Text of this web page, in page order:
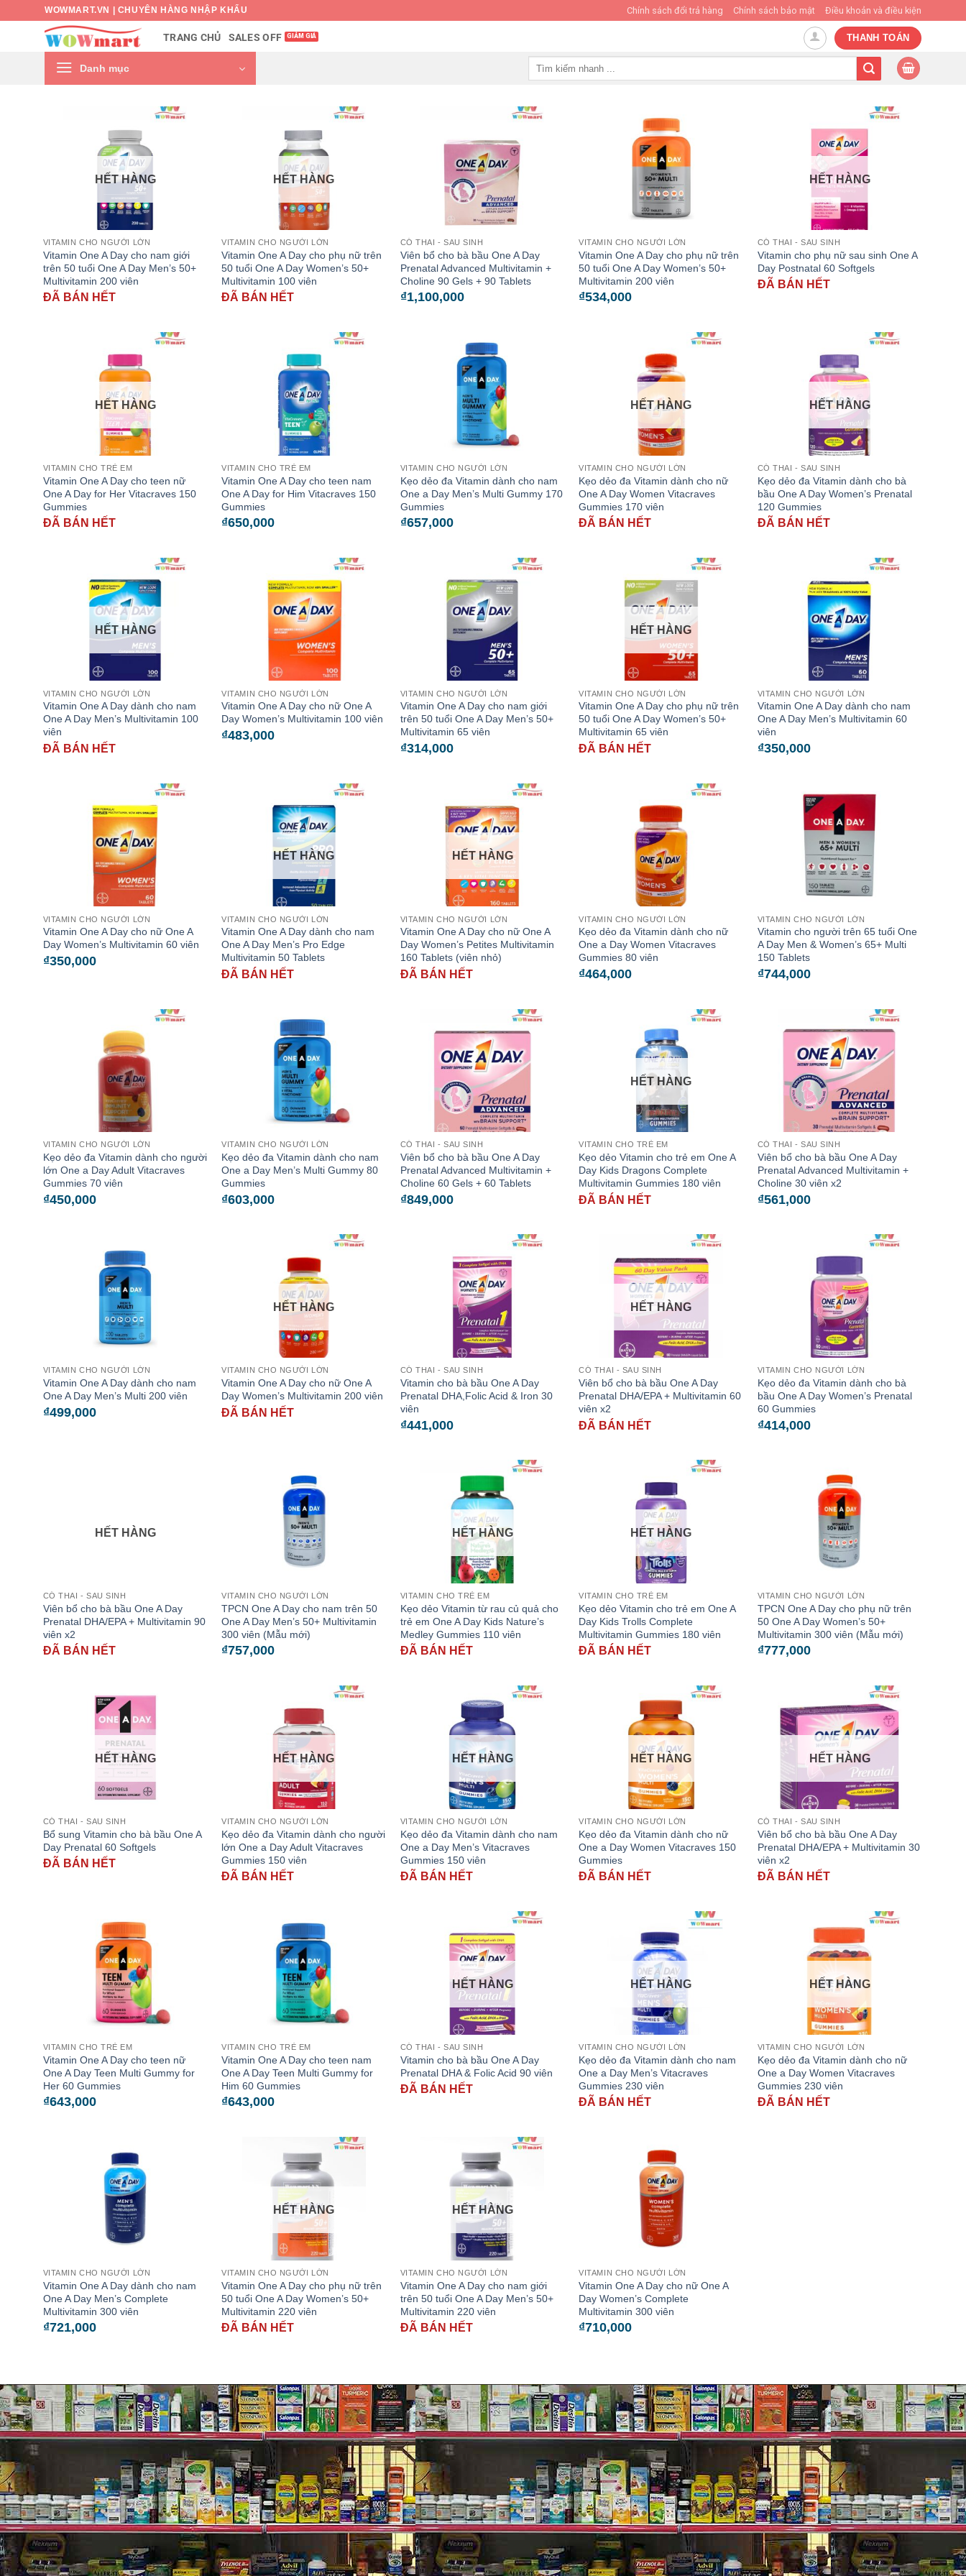
WOWMART.VN | CHUYÊN HÀNG NHẬP KHẨU Chính sách đổi trả hàng Chính sách bảo mật Điều khoản và điều kiện
TRANG CHỦ SALES OFF THANH TOÁN
Danh mục
HẾT HÀNG
VITAMIN CHO NGƯỜI LỚN
Vitamin One A Day cho nam giới
trên 50 tuổi One A Day Men’s 50+
Multivitamin 200 viên
ĐÃ BÁN HẾT
HẾT HÀNG
VITAMIN CHO NGƯỜI LỚN
Vitamin One A Day cho phụ nữ trên
50 tuổi One A Day Women’s 50+
Multivitamin 100 viên
ĐÃ BÁN HẾT
CÓ THAI - SAU SINH
Viên bổ cho bà bầu One A Day
Prenatal Advanced Multivitamin +
Choline 90 Gels + 90 Tablets
₫1,100,000
VITAMIN CHO NGƯỜI LỚN
Vitamin One A Day cho phụ nữ trên
50 tuổi One A Day Women’s 50+
Multivitamin 200 viên
₫534,000
HẾT HÀNG
CÓ THAI - SAU SINH
Vitamin cho phụ nữ sau sinh One A
Day Postnatal 60 Softgels
ĐÃ BÁN HẾT
HẾT HÀNG
VITAMIN CHO TRẺ EM
Vitamin One A Day cho teen nữ
One A Day for Her Vitacraves 150
Gummies
ĐÃ BÁN HẾT
VITAMIN CHO TRẺ EM
Vitamin One A Day cho teen nam
One A Day for Him Vitacraves 150
Gummies
₫650,000
VITAMIN CHO NGƯỜI LỚN
Kẹo dẻo đa Vitamin dành cho nam
One a Day Men’s Multi Gummy 170
Gummies
₫657,000
HẾT HÀNG
VITAMIN CHO NGƯỜI LỚN
Kẹo dẻo đa Vitamin dành cho nữ
One A Day Women Vitacraves
Gummies 170 viên
ĐÃ BÁN HẾT
HẾT HÀNG
CÓ THAI - SAU SINH
Kẹo dẻo đa Vitamin dành cho bà
bầu One A Day Women’s Prenatal
120 Gummies
ĐÃ BÁN HẾT
HẾT HÀNG
VITAMIN CHO NGƯỜI LỚN
Vitamin One A Day dành cho nam
One A Day Men’s Multivitamin 100
viên
ĐÃ BÁN HẾT
VITAMIN CHO NGƯỜI LỚN
Vitamin One A Day cho nữ One A
Day Women’s Multivitamin 100 viên
₫483,000
VITAMIN CHO NGƯỜI LỚN
Vitamin One A Day cho nam giới
trên 50 tuổi One A Day Men’s 50+
Multivitamin 65 viên
₫314,000
HẾT HÀNG
VITAMIN CHO NGƯỜI LỚN
Vitamin One A Day cho phụ nữ trên
50 tuổi One A Day Women’s 50+
Multivitamin 65 viên
ĐÃ BÁN HẾT
VITAMIN CHO NGƯỜI LỚN
Vitamin One A Day dành cho nam
One A Day Men’s Multivitamin 60
viên
₫350,000
VITAMIN CHO NGƯỜI LỚN
Vitamin One A Day cho nữ One A
Day Women’s Multivitamin 60 viên
₫350,000
HẾT HÀNG
VITAMIN CHO NGƯỜI LỚN
Vitamin One A Day dành cho nam
One A Day Men’s Pro Edge
Multivitamin 50 Tablets
ĐÃ BÁN HẾT
HẾT HÀNG
VITAMIN CHO NGƯỜI LỚN
Vitamin One A Day cho nữ One A
Day Women’s Petites Multivitamin
160 Tablets (viên nhỏ)
ĐÃ BÁN HẾT
VITAMIN CHO NGƯỜI LỚN
Kẹo dẻo đa Vitamin dành cho nữ
One a Day Women Vitacraves
Gummies 80 viên
₫464,000
VITAMIN CHO NGƯỜI LỚN
Vitamin cho người trên 65 tuổi One
A Day Men & Women’s 65+ Multi
150 Tablets
₫744,000
VITAMIN CHO NGƯỜI LỚN
Kẹo dẻo đa Vitamin dành cho người
lớn One a Day Adult Vitacraves
Gummies 70 viên
₫450,000
VITAMIN CHO NGƯỜI LỚN
Kẹo dẻo đa Vitamin dành cho nam
One a Day Men’s Multi Gummy 80
Gummies
₫603,000
CÓ THAI - SAU SINH
Viên bổ cho bà bầu One A Day
Prenatal Advanced Multivitamin +
Choline 60 Gels + 60 Tablets
₫849,000
HẾT HÀNG
VITAMIN CHO TRẺ EM
Kẹo dẻo Vitamin cho trẻ em One A
Day Kids Dragons Complete
Multivitamin Gummies 180 viên
ĐÃ BÁN HẾT
CÓ THAI - SAU SINH
Viên bổ cho bà bầu One A Day
Prenatal Advanced Multivitamin +
Choline 30 viên x2
₫561,000
VITAMIN CHO NGƯỜI LỚN
Vitamin One A Day dành cho nam
One A Day Men’s Multi 200 viên
₫499,000
HẾT HÀNG
VITAMIN CHO NGƯỜI LỚN
Vitamin One A Day cho nữ One A
Day Women’s Multivitamin 200 viên
ĐÃ BÁN HẾT
CÓ THAI - SAU SINH
Vitamin cho bà bầu One A Day
Prenatal DHA,Folic Acid & Iron 30
viên
₫441,000
HẾT HÀNG
CÓ THAI - SAU SINH
Viên bổ cho bà bầu One A Day
Prenatal DHA/EPA + Multivitamin 60
viên x2
ĐÃ BÁN HẾT
VITAMIN CHO NGƯỜI LỚN
Kẹo dẻo đa Vitamin dành cho bà
bầu One A Day Women’s Prenatal
60 Gummies
₫414,000
HẾT HÀNG
CÓ THAI - SAU SINH
Viên bổ cho bà bầu One A Day
Prenatal DHA/EPA + Multivitamin 90
viên x2
ĐÃ BÁN HẾT
VITAMIN CHO NGƯỜI LỚN
TPCN One A Day cho nam trên 50
One A Day Men’s 50+ Multivitamin
300 viên (Mẫu mới)
₫757,000
HẾT HÀNG
VITAMIN CHO TRẺ EM
Kẹo dẻo Vitamin từ rau củ quả cho
trẻ em One A Day Kids Nature’s
Medley Gummies 110 viên
ĐÃ BÁN HẾT
HẾT HÀNG
VITAMIN CHO TRẺ EM
Kẹo dẻo Vitamin cho trẻ em One A
Day Kids Trolls Complete
Multivitamin Gummies 180 viên
ĐÃ BÁN HẾT
VITAMIN CHO NGƯỜI LỚN
TPCN One A Day cho phụ nữ trên
50 One A Day Women’s 50+
Multivitamin 300 viên (Mẫu mới)
₫777,000
HẾT HÀNG
CÓ THAI - SAU SINH
Bổ sung Vitamin cho bà bầu One A
Day Prenatal 60 Softgels
ĐÃ BÁN HẾT
HẾT HÀNG
VITAMIN CHO NGƯỜI LỚN
Kẹo dẻo đa Vitamin dành cho người
lớn One a Day Adult Vitacraves
Gummies 150 viên
ĐÃ BÁN HẾT
HẾT HÀNG
VITAMIN CHO NGƯỜI LỚN
Kẹo dẻo đa Vitamin dành cho nam
One a Day Men’s Vitacraves
Gummies 150 viên
ĐÃ BÁN HẾT
HẾT HÀNG
VITAMIN CHO NGƯỜI LỚN
Kẹo dẻo đa Vitamin dành cho nữ
One a Day Women Vitacraves 150
Gummies
ĐÃ BÁN HẾT
HẾT HÀNG
CÓ THAI - SAU SINH
Viên bổ cho bà bầu One A Day
Prenatal DHA/EPA + Multivitamin 30
viên x2
ĐÃ BÁN HẾT
VITAMIN CHO TRẺ EM
Vitamin One A Day cho teen nữ
One A Day Teen Multi Gummy for
Her 60 Gummies
₫643,000
VITAMIN CHO TRẺ EM
Vitamin One A Day cho teen nam
One A Day Teen Multi Gummy for
Him 60 Gummies
₫643,000
HẾT HÀNG
CÓ THAI - SAU SINH
Vitamin cho bà bầu One A Day
Prenatal DHA & Folic Acid 90 viên
ĐÃ BÁN HẾT
HẾT HÀNG
VITAMIN CHO NGƯỜI LỚN
Kẹo dẻo đa Vitamin dành cho nam
One a Day Men’s Vitacraves
Gummies 230 viên
ĐÃ BÁN HẾT
HẾT HÀNG
VITAMIN CHO NGƯỜI LỚN
Kẹo dẻo đa Vitamin dành cho nữ
One a Day Women Vitacraves
Gummies 230 viên
ĐÃ BÁN HẾT
VITAMIN CHO NGƯỜI LỚN
Vitamin One A Day dành cho nam
One A Day Men’s Complete
Multivitamin 300 viên
₫721,000
HẾT HÀNG
VITAMIN CHO NGƯỜI LỚN
Vitamin One A Day cho phụ nữ trên
50 tuổi One A Day Women’s 50+
Multivitamin 220 viên
ĐÃ BÁN HẾT
HẾT HÀNG
VITAMIN CHO NGƯỜI LỚN
Vitamin One A Day cho nam giới
trên 50 tuổi One A Day Men’s 50+
Multivitamin 220 viên
ĐÃ BÁN HẾT
VITAMIN CHO NGƯỜI LỚN
Vitamin One A Day cho nữ One A
Day Women’s Complete
Multivitamin 300 viên
₫710,000